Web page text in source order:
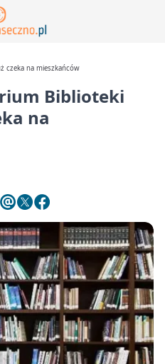
czeka na mieszkańców
Biblioteki
na